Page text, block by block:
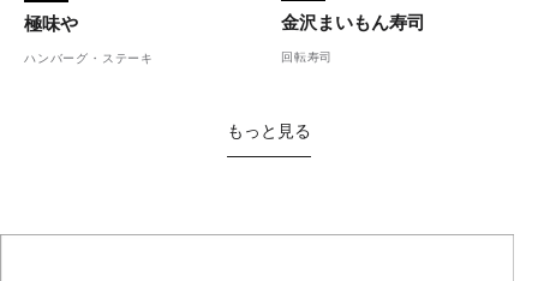
極味や
ハンバーグ・ステーキ
金沢まいもん寿司
回転寿司
もっと見る